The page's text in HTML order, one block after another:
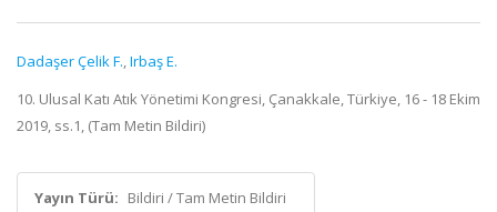
Dadaşer Çelik F.,Irbaş E.
10. Ulusal Katı Atık Yönetimi Kongresi, Çanakkale, Türkiye, 16 - 18 Ekim
2019, ss.1, (Tam Metin Bildiri)
Yayın Türü: Bildiri / Tam Metin Bildiri